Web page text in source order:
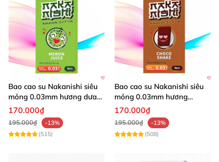
Bao cao su Nakanishi siêu
mỏng 0.03mm hương dưa
lưới 4 cái cảm giác thật
170.000₫
195.000₫
-13%
(515)
Bao cao su Nakanishi siêu
mỏng 0.03mm hương
chocolate hộp 4 cái thăng
170.000₫
195.000₫
-13%
(508)